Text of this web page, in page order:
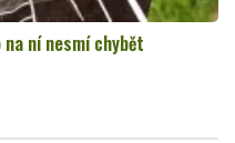
ní nesmí chybět